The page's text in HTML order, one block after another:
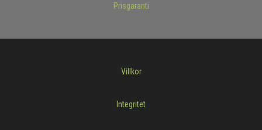
Prisgaranti
Villkor
Integritet